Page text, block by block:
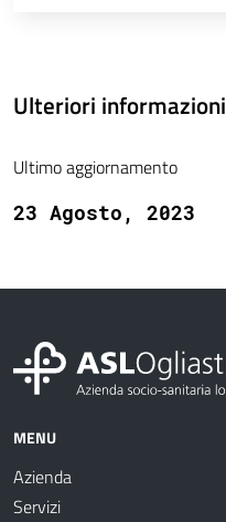
Ulteriori informazioni
Ultimo aggiornamento
23 Agosto, 2023
MENU
Azienda
Servizi